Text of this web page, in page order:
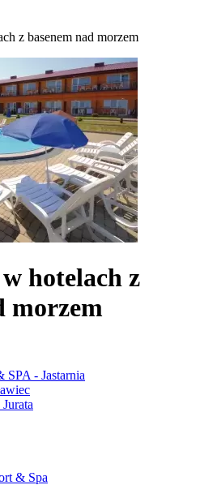
z basenem nad morzem
hotelach z
morzem
SPA - Jastarnia
& Spa